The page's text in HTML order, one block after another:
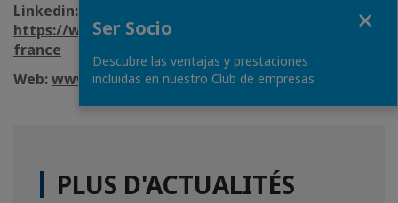
Linkedin:
https://www.linkedin.com/company/creatym-
france
Web:www.creatym-france.com
PLUS D'ACTUALITÉS
Ser Socio
Descubre las ventajas y prestaciones
incluidas en nuestro Club de empresas